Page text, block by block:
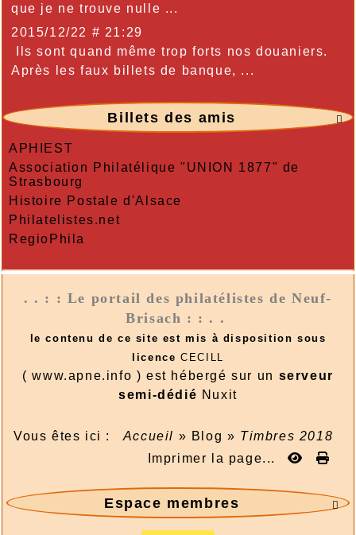
que je ne trouve nulle ...
2015/12/22 # 21:29
Ils sont quand même trop forts nos douaniers.
Après les faux billets de banque, ...

Billets des amis
APHIEST
Association Philatélique "UNION 1877" de
Strasbourg
Histoire Postale d'Alsace
Philatelistes.net
RegioPhila
. . : : Le portail des philatélistes de Neuf-
Brisach : : . .
le contenu de ce site est mis à disposition sous
licence CECILL
( www.apne.info ) est hébergé sur un serveur
semi-dédié Nuxit
Vous êtes ici : Accueil » Blog » Timbres 2018
Imprimer la page...

Espace membres